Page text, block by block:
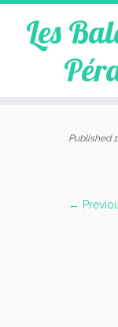
Les
Published
←